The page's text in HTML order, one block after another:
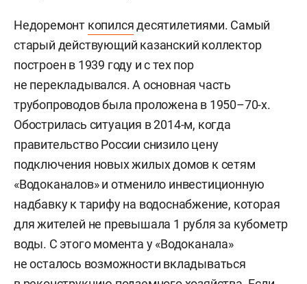
Недоремонт копилсядесятилетиями. Самый
старый действующий казанский коллектор
построен в 1939 году и с тех пор
не перекладывался. А основная часть
трубопроводов была проложена в 1950–70-х.
Обострилась ситуация в 2014-м, когда
правительство России снизило цену
подключения новых жилых домов к сетям
«Водоканалов» и отменило инвестиционную
надбавку к тарифу на водоснабжение, которая
для жителей не превышала 1 рубля за кубометр
воды. С этого момента у «Водоканала»
не осталось возможности вкладываться